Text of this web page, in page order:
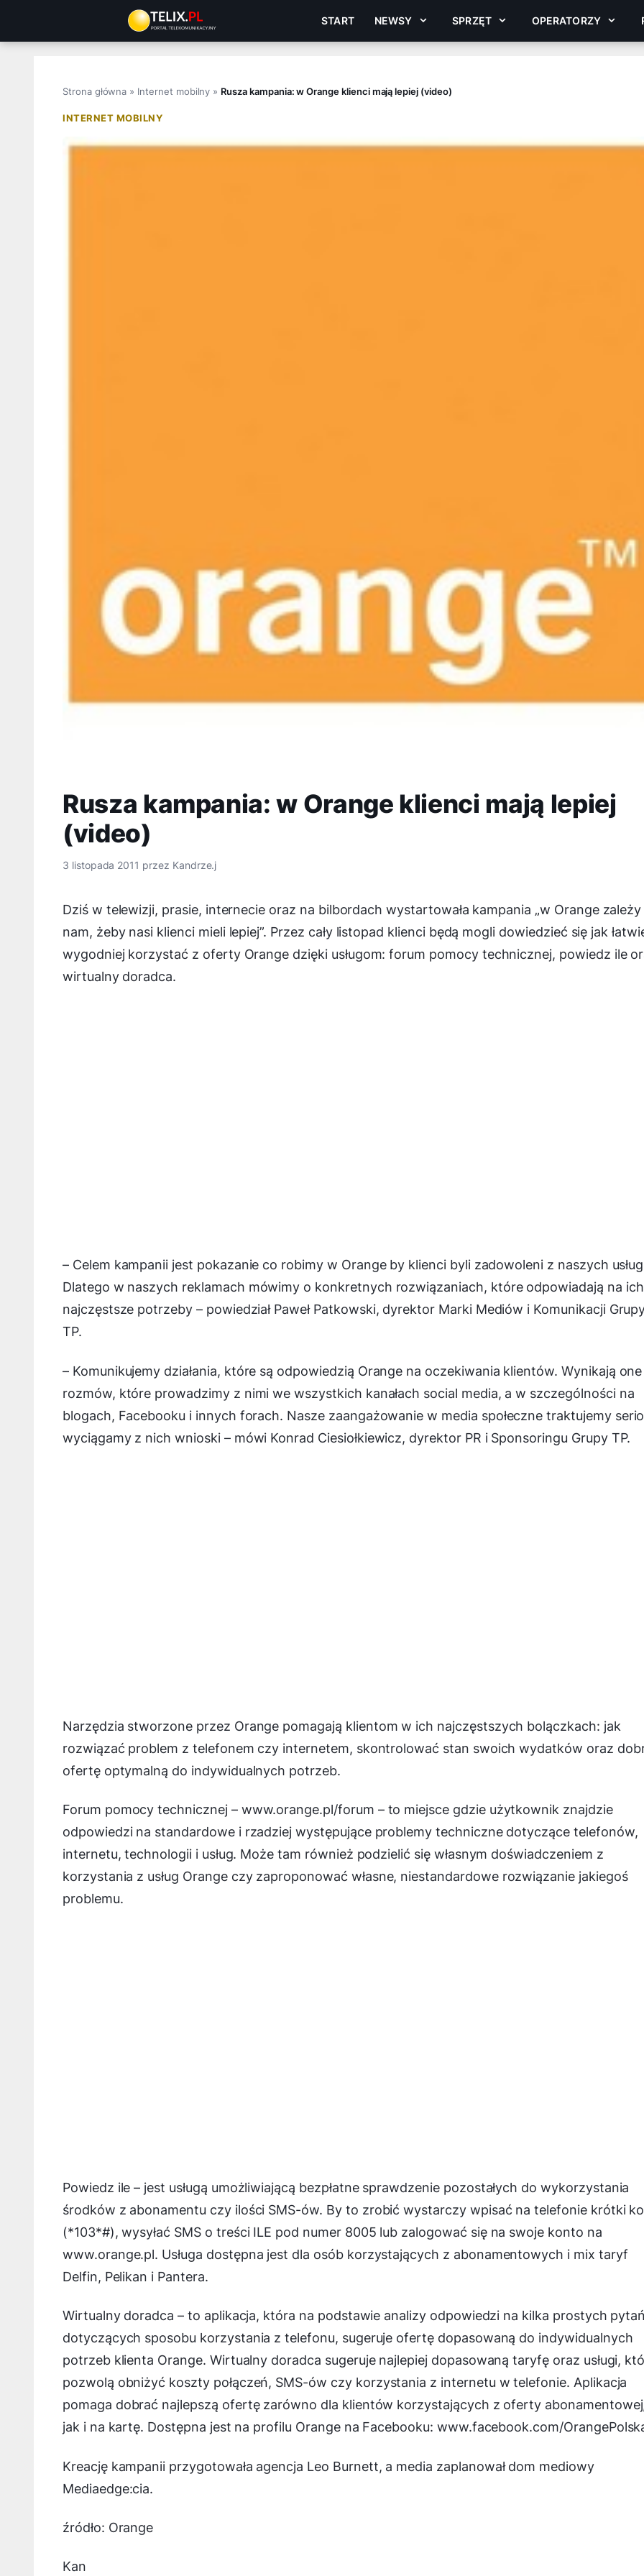
treści
START NEWSY SPRZĘT OPERATORZY
Strona główna » Internet mobilny » Rusza kampania: w Orange klienci mają lepiej (video)
INTERNET MOBILNY
Rusza kampania: w Orange klienci mają lepiej
(video)
3 listopada 2011 przez Kandrze.j
Dziś w telewizji, prasie, internecie oraz na bilbordach wystartowała kampania „w Orange zależy
nam, żeby nasi klienci mieli lepiej”. Przez cały listopad klienci będą mogli dowiedzieć się jak
wygodniej korzystać z oferty Orange dzięki usługom: forum pomocy technicznej, powiedz ile
wirtualny doradca.
– Celem kampanii jest pokazanie co robimy w Orange by klienci byli zadowoleni z naszych
Dlatego w naszych reklamach mówimy o konkretnych rozwiązaniach, które odpowiadają na ich
najczęstsze potrzeby– powiedział Paweł Patkowski, dyrektor Marki Mediów i Komunikacji
TP.
– Komunikujemy działania, które są odpowiedzią Orange na oczekiwania klientów. Wynikają
rozmów, które prowadzimy z nimi we wszystkich kanałach social media, a w szczególności na
blogach, Facebooku i innych forach. Nasze zaangażowanie w media społeczne traktujemy
wyciągamy z nich wnioski – mówi Konrad Ciesiołkiewicz, dyrektor PR i Sponsoringu Grupy TP.
Narzędzia stworzone przez Orange pomagają klientom w ich najczęstszych bolączkach: jak
rozwiązać problem z telefonem czy internetem, skontrolować stan swoich wydatków oraz
ofertę optymalną do indywidualnych potrzeb.
Forum pomocy technicznej – www.orange.pl/forum – to miejsce gdzie użytkownik znajdzie
odpowiedzi na standardowe i rzadziej występujące problemy techniczne dotyczące telefonów,
internetu, technologii i usług. Może tam również podzielić się własnym doświadczeniem z
korzystania z usług Orange czy zaproponować własne, niestandardowe rozwiązanie jakiegoś
problemu.
Powiedz ile – jest usługą umożliwiającą bezpłatne sprawdzenie pozostałych do wykorzystania
środków z abonamentu czy ilości SMS-ów. By to zrobić wystarczy wpisać na telefonie krótki
(*103*#), wysyłać SMS o treści ILE pod numer 8005 lub zalogować się na swoje konto na
www.orange.pl. Usługa dostępna jest dla osób korzystających z abonamentowych i mix taryf
Delfin, Pelikan i Pantera.
Wirtualny doradca – to aplikacja, która na podstawie analizy odpowiedzi na kilka prostych
dotyczących sposobu korzystania z telefonu, sugeruje ofertę dopasowaną do indywidualnych
potrzeb klienta Orange. Wirtualny doradca sugeruje najlepiej dopasowaną taryfę oraz usługi,
pozwolą obniżyć koszty połączeń, SMS-ów czy korzystania z internetu w telefonie. Aplikacja
pomaga dobrać najlepszą ofertę zarówno dla klientów korzystających z oferty
jak i na kartę. Dostępna jest na profilu Orange na Facebooku: www.facebook.com/
Kreację kampanii przygotowała agencja Leo Burnett, a media zaplanował dom mediowy
Mediaedge:cia.
źródło: Orange
Kan